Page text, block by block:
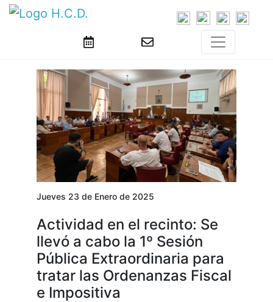
Jueves 23 de Enero de 2025
Actividad en el recinto: Se
llevó a cabo la 1º Sesión
Pública Extraordinaria para
tratar las Ordenanzas Fiscal
e Impositiva